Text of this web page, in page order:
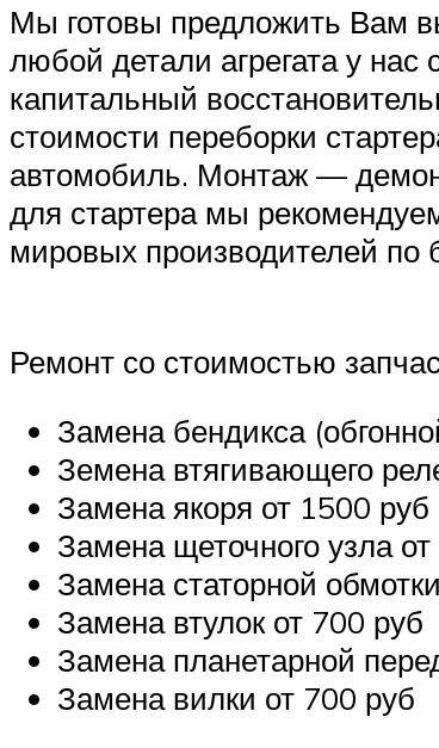
Мы готовы предложить Вам
любой детали агрегата у
капитальный
стоимости переборки
автомобиль. Монтаж —
для стартера мы
мировых производителей по
Ремонт со стоимостью
Замена бендикса
Земена втягивающего
Замена якоря от 1500 руб
Замена щеточного узла
Замена статорной
Замена втулок от 700 руб
Замена планетарной
Замена вилки от 700 руб